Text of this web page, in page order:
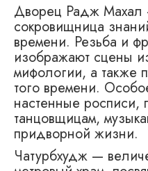
Дворец Радж Махал
сокровищница
времени. Резьба и
изображают сцены
мифологии, а также
того времени.
настенные
танцовщицам,
придворной жизни.
Чатурбхудж —